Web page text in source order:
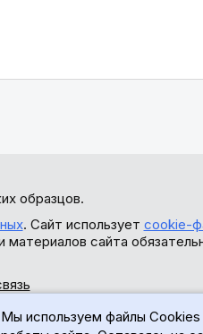
образцов.
. Сайт использует cookie-
сайта
Мы используем файлы Cookies